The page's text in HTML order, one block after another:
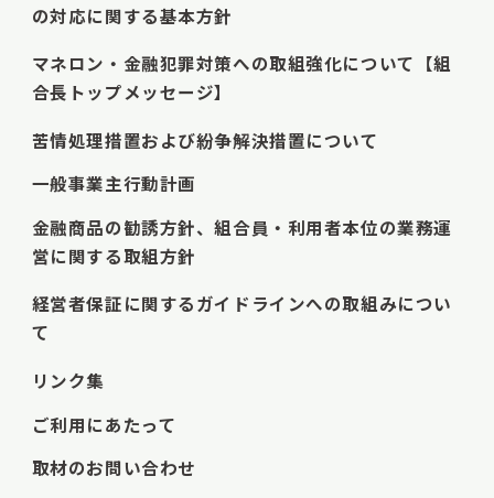
の対応に関する基本方針
マネロン・金融犯罪対策への取組強化について【組
合長トップメッセージ】
苦情処理措置および紛争解決措置について
一般事業主行動計画
金融商品の勧誘方針、組合員・利用者本位の業務運
営に関する取組方針
経営者保証に関するガイドラインへの取組みについ
て
リンク集
ご利用にあたって
取材のお問い合わせ